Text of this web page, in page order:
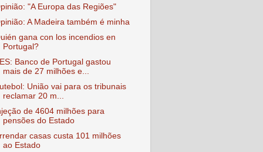
"A Europa das Regiões"
A Madeira também é minha
gana con los incendios en
Portugal?
Banco de Portugal gastou
mais de 27 milhões e...
União vai para os tribunais
reclamar 20 m...
de 4604 milhões para
pensões do Estado
casas custa 101 milhões
ao Estado